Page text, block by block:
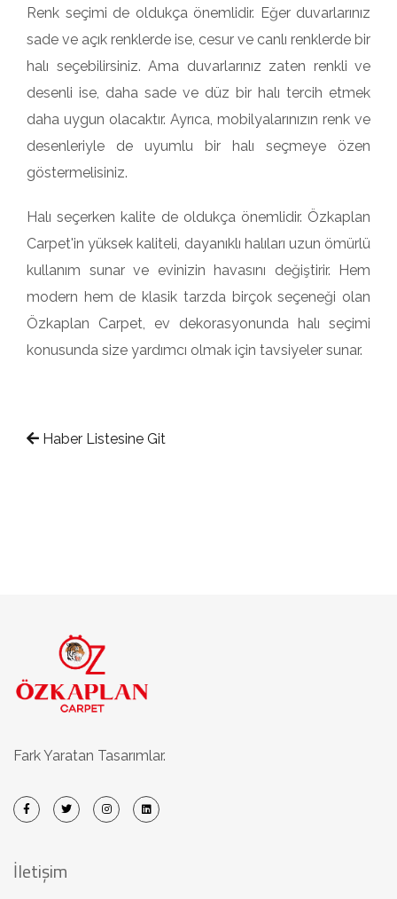
Renk seçimi de oldukça önemlidir. Eğer duvarlarınız
sade ve açık renklerde ise, cesur ve canlı renklerde bir
halı seçebilirsiniz. Ama duvarlarınız zaten renkli ve
desenli ise, daha sade ve düz bir halı tercih etmek
daha uygun olacaktır. Ayrıca, mobilyalarınızın renk ve
desenleriyle de uyumlu bir halı seçmeye özen
göstermelisiniz.
Halı seçerken kalite de oldukça önemlidir. Özkaplan
Carpet'in yüksek kaliteli, dayanıklı halıları uzun ömürlü
kullanım sunar ve evinizin havasını değiştirir. Hem
modern hem de klasik tarzda birçok seçeneği olan
Özkaplan Carpet, ev dekorasyonunda halı seçimi
konusunda size yardımcı olmak için tavsiyeler sunar.
Haber Listesine Git
Fark Yaratan Tasarımlar.
İletişim